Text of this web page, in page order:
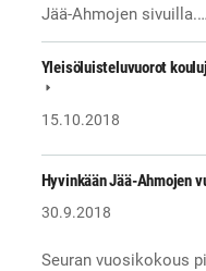
Jää-Ahmojen sivuilla.…
Yleisöluisteluvuorot
15.10.2018
Hyvinkään Jää-Ahmojen
30.9.2018
Seuran vuosikokous